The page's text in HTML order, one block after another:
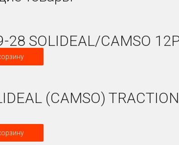
28 SOLIDEAL/CAMSO
(CAMSO)